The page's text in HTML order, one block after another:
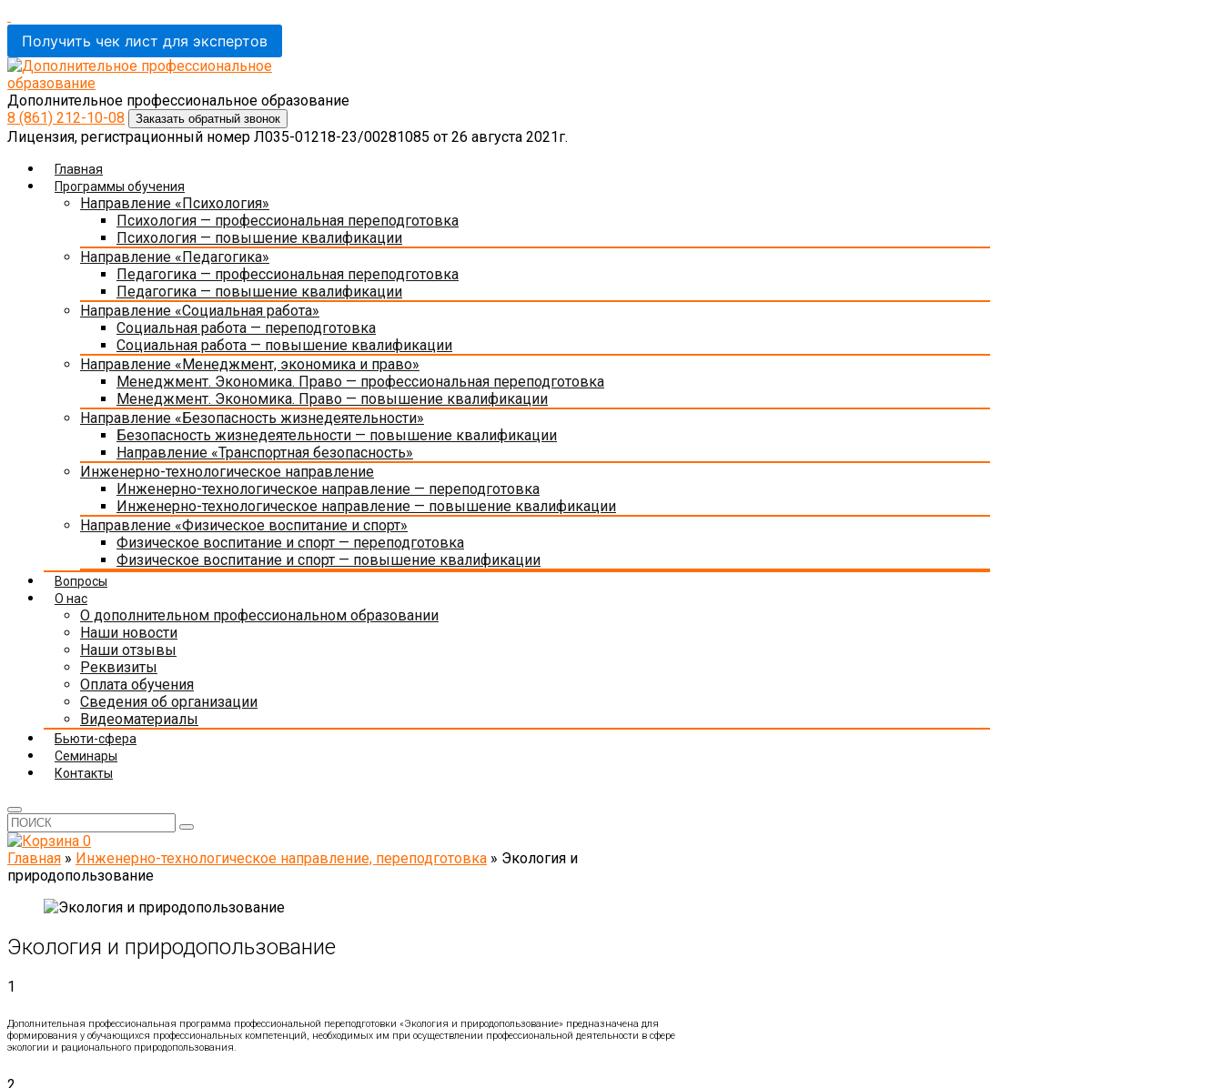
Получить чек лист для экспертов
Дополнительное профессиональное образование
8 (861) 212-10-08 Заказать обратный звонок
Лицензия, регистрационный номер Л035-01218-23/00281085 от 26 августа 2021г.
Главная
Программы обучения
Направление «Психология»
Психология — профессиональная переподготовка
Психология — повышение квалификации
Направление «Педагогика»
Педагогика — профессиональная переподготовка
Педагогика — повышение квалификации
Направление «Социальная работа»
Социальная работа — переподготовка
Социальная работа — повышение квалификации
Направление «Менеджмент, экономика и право»
Менеджмент. Экономика. Право — профессиональная переподготовка
Менеджмент. Экономика. Право — повышение квалификации
Направление «Безопасность жизнедеятельности»
Безопасность жизнедеятельности — повышение квалификации
Направление «Транспортная безопасность»
Инженерно-технологическое направление
Инженерно-технологическое направление — переподготовка
Инженерно-технологическое направление — повышение квалификации
Направление «Физическое воспитание и спорт»
Физическое воспитание и спорт — переподготовка
Физическое воспитание и спорт — повышение квалификации
Вопросы
О нас
О дополнительном профессиональном образовании
Наши новости
Наши отзывы
Реквизиты
Оплата обучения
Сведения об организации
Видеоматериалы
Бьюти-сфера
Семинары
Контакты
0
Главная » Инженерно-технологическое направление, переподготовка » Экология и
природопользование
Экология и природопользование
1
Дополнительная профессиональная программа профессиональной переподготовки «Экология и природопользование» предназначена для
формирования у обучающихся профессиональных компетенций, необходимых им при осуществлении профессиональной деятельности в сфере
экологии и рационального природопользования.